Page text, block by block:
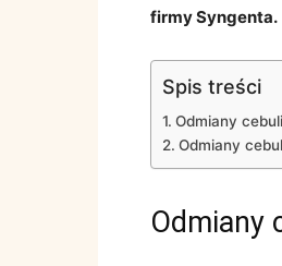
firmy Syngenta.
Spis treści
Odmiany
Odmiany
Odmiany